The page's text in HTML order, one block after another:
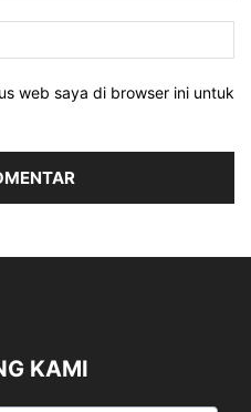
web saya di browser ini untuk
KAMI